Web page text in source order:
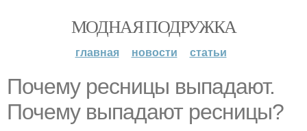
МОДНАЯ ПОДРУЖКА
главная новости статьи
Почему ресницы выпадают.
Почему выпадают ресницы?